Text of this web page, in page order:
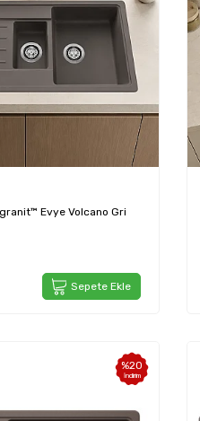
Evye Volcano Gri
Sepete Ekle
%20
İndirim